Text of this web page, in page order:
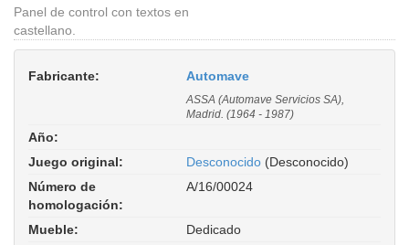
Panel de control con textos en
castellano.
Fabricante: Automave
ASSA (Automave Servicios SA),
Madrid. (1964 - 1987)
Año:
Juego original:
Desconocido (Desconocido)
Número de
homologación:
A/16/00024
Mueble:
Dedicado